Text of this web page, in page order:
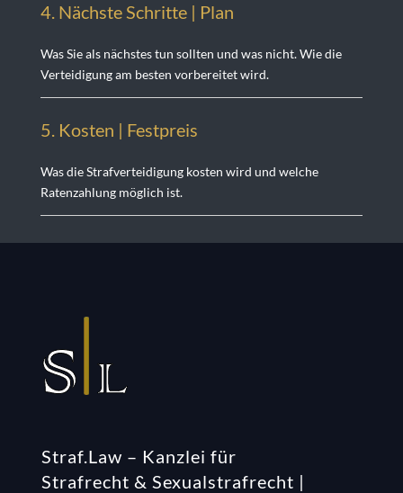
4. Nächste Schritte | Plan
Was Sie als nächstes tun sollten und was nicht. Wie die
Verteidigung am besten vorbereitet wird.
5. Kosten | Festpreis
Was die Strafverteidigung kosten wird und welche
Ratenzahlung möglich ist.
Straf.Law – Kanzlei für
Strafrecht & Sexualstrafrecht |